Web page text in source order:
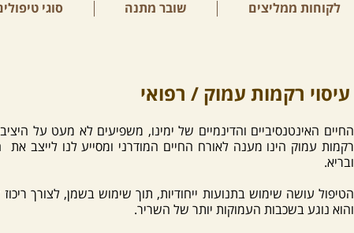
לקוחות ממליצים שובר מתנה סוגי
עיסוי רקמות עמוק / רפואי
החיים האינטנסיביים והדינמיים של ימינו, משפיעים לא מעט על
רקמות עמוק הינו מענה לאורח החיים המודרני ומסייע לנו לייצב את
ובריא.
הטיפול עושה שימוש בתנועות ייחודיות, תוך שימוש בשמן, לצורך
והוא נוגע בשכבות העמוקות יותר של השריר.